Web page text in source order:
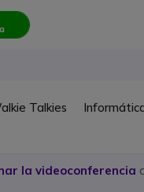
Talkies
la videoconferencia